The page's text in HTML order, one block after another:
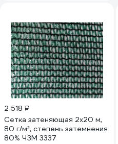
2 518 ₽
Сетка затеняющая 2x20 м,
80 г/м², степень затемнения
80% ЧЗМ 3337